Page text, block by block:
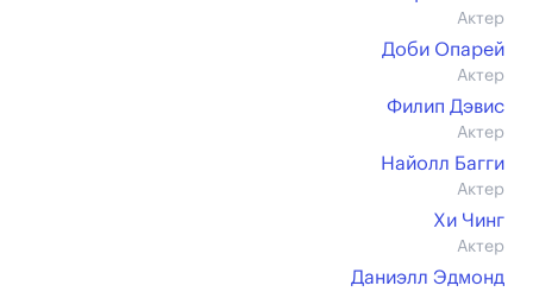
Актер
Доби Опарей
Актер
Филип Дэвис
Актер
Найолл Багги
Актер
Хи Чинг
Актер
Даниэлл Эдмонд